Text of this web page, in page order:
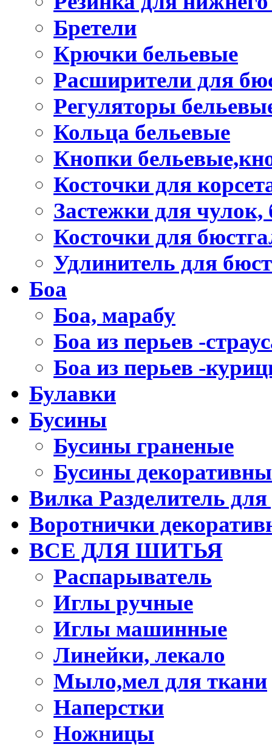
Бретели
Крючки бельевые
Расширители для
Регуляторы
Кольца бельевые
Кнопки
Косточки для
Застежки для чулок,
Косточки для
Удлинитель для
Боа
Боа, марабу
Боа из перьев -
Боа из перьев -
Булавки
Бусины
Бусины граненые
Бусины
Вилка Разделитель для
Воротнички
ВСЕ ДЛЯ ШИТЬЯ
Распарыватель
Иглы ручные
Иглы машинные
Линейки, лекало
Мыло,мел для ткани
Наперстки
Ножницы